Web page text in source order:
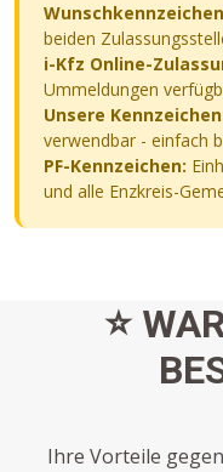
beiden
i-Kfz Online-
Ummeldungen
Unsere
verwendbar - einfach
PF-Kennzeichen:
und alle Enzkreis-
⭐
Ihre Vorteile